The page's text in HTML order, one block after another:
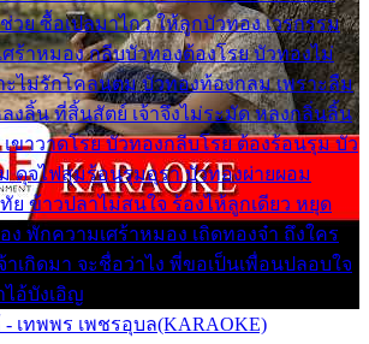
วย ซื้อเปลมาไกว ให้ลูกบัวทอง เวรกรรม
ศร้าหมอง กลีบบัวทองต้องโรย บัวทองไม่
ะไม่รักโคลนตม บัวทองท้องกลม เพราะลืม
งลิ้น ที่สิ้นสัตย์ เจ้าจึงไม่ระมัด หลงกลิ่นลิ้น
ขาวาดโรย บัวทองกลีบโรย ต้องร้อนรุม บัว
ดุจไฟสุมร้อนรุมอุรา บัวทองผ่ายผอม
ย ข้าวปลาไม่สนใจ ร้องไห้ลูกเดียว หยุด
ง พักความเศร้าหมอง เถิดทองจ๋า ถึงใคร
าเกิดมา จะชื่อว่าไง พี่ขอเป็นเพื่อนปลอบใจ
ไอ้บังเอิญ
เทพพร เพชรอุบล(KARAOKE)